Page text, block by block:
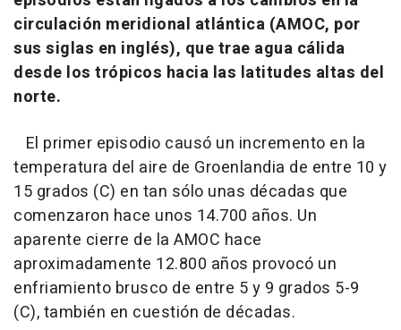
circulación meridional atlántica (AMOC, por
sus siglas en inglés), que trae agua cálida
desde los trópicos hacia las latitudes altas del
norte.
El primer episodio causó un incremento en la
temperatura del aire de Groenlandia de entre 10 y
15 grados (C) en tan sólo unas décadas que
comenzaron hace unos 14.700 años. Un
aparente cierre de la AMOC hace
aproximadamente 12.800 años provocó un
enfriamiento brusco de entre 5 y 9 grados 5-9
(C), también en cuestión de décadas.